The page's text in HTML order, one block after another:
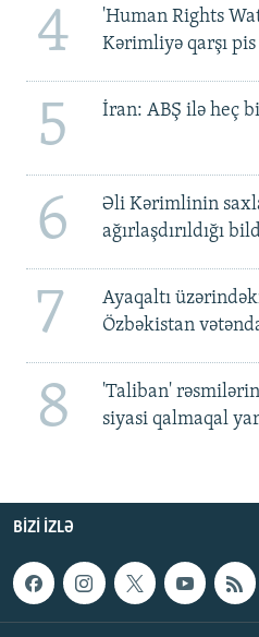
4
'Human Rights
Kərimliyə qarşı
5 İran: ABŞ ilə heç
6
Əli Kərimlinin
ağırlaşdırıldığı
7
Ayaqaltı
Özbəkistan
8
'Taliban'
siyasi qalmaqal
BIZI IZLƏ